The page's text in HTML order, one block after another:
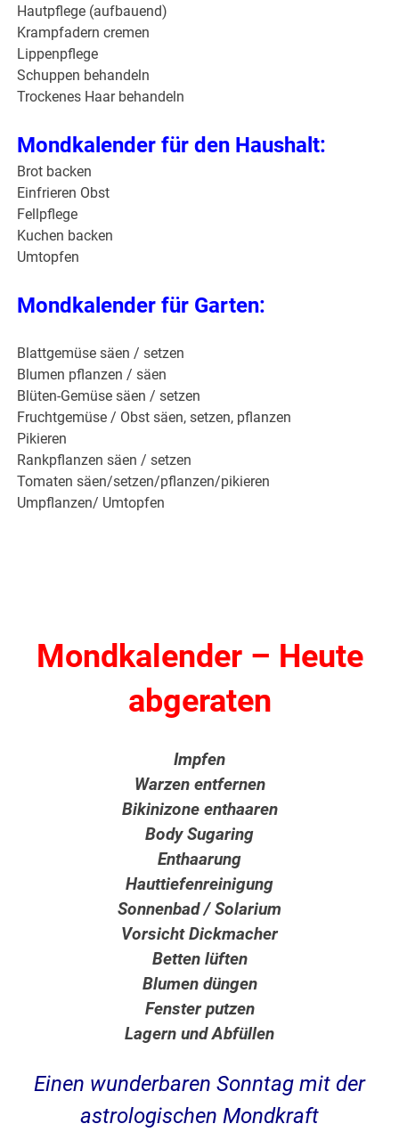
Hautpflege (aufbauend)
Krampfadern cremen
Lippenpflege
Schuppen behandeln
Trockenes Haar behandeln
Mondkalender für den Haushalt:
Brot backen
Einfrieren Obst
Fellpflege
Kuchen backen
Umtopfen
Mondkalender für Garten:
Blattgemüse säen / setzen
Blumen pflanzen / säen
Blüten-Gemüse säen / setzen
Fruchtgemüse / Obst säen, setzen, pflanzen
Pikieren
Rankpflanzen säen / setzen
Tomaten säen/setzen/pflanzen/pikieren
Umpflanzen/ Umtopfen
Mondkalender – Heute
abgeraten
Impfen
Warzen entfernen
Bikinizone enthaaren
Body Sugaring
Enthaarung
Hauttiefenreinigung
Sonnenbad / Solarium
Vorsicht Dickmacher
Betten lüften
Blumen düngen
Fenster putzen
Lagern und Abfüllen
Einen wunderbaren Sonntag mit der
astrologischen Mondkraft